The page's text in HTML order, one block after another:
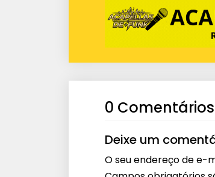
0 Comentários
Deixe um
O seu endereço de e-